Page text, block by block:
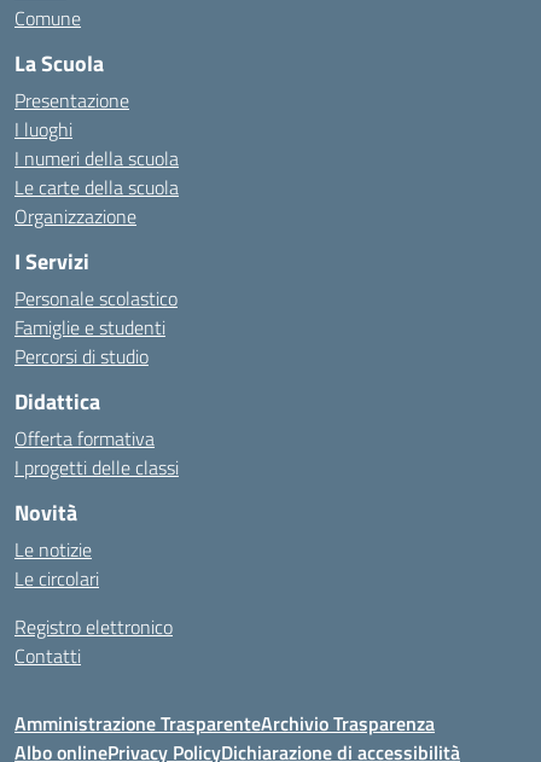
Comune
La Scuola
Presentazione
I luoghi
I numeri della scuola
Le carte della scuola
Organizzazione
I Servizi
Personale scolastico
Famiglie e studenti
Percorsi di studio
Didattica
Offerta formativa
I progetti delle classi
Novità
Le notizie
Le circolari
Registro elettronico
Contatti
Amministrazione TrasparenteArchivio Trasparenza
Albo onlinePrivacy PolicyDichiarazione di accessibilità